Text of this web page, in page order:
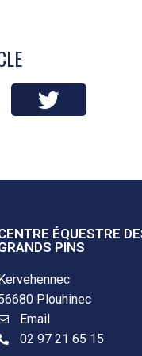
ÉQUESTRE
PINS
Plouhinec
Email
02 97 21 65 15